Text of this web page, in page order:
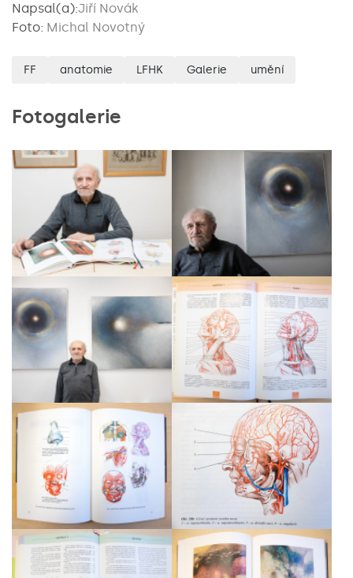
Napsal(a):Jiří Novák
Foto: Michal Novotný
FF anatomie LFHK Galerie umění
Fotogalerie